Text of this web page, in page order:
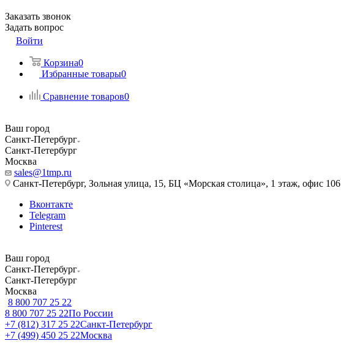
Заказать звонок
Задать вопрос
Войти
Корзина0
Избранные товары0
Сравнение товаров0
Ваш город
Санкт-Петербург
Санкт-Петербург
Москва
sales@1tmp.ru
Санкт-Петербург, Зольная улица, 15, БЦ «Морская столица», 1 этаж, офис 106
Вконтакте
Telegram
Pinterest
Ваш город
Санкт-Петербург
Санкт-Петербург
Москва
8 800 707 25 22
8 800 707 25 22По России
+7 (812) 317 25 22Санкт-Петербург
+7 (499) 450 25 22Москва